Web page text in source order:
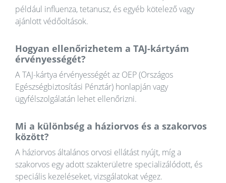
például influenza, tetanusz, és egyéb kötelező vagy
ajánlott védőoltások.
Hogyan ellenőrizhetem a TAJ-kártyám
érvényességét?
A TAJ-kártya érvényességét az OEP (Országos
Egészségbiztosítási Pénztár) honlapján vagy
ügyfélszolgálatán lehet ellenőrizni.
Mi a különbség a háziorvos és a szakorvos
között?
A háziorvos általános orvosi ellátást nyújt, míg a
szakorvos egy adott szakterületre specializálódott, és
speciális kezeléseket, vizsgálatokat végez.